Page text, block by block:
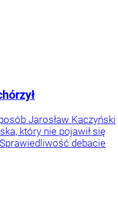
Jarosław Kaczyński
który nie pojawił się
debacie